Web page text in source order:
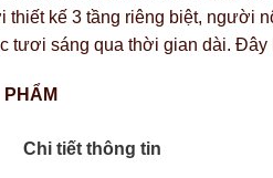
thiết kế 3 tầng riêng biệt, người
tươi sáng qua thời gian dài.
Chi tiết thông tin